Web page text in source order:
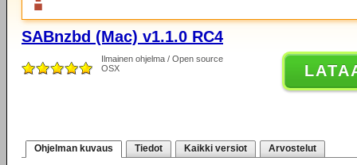
SABnzbd (Mac) v1.1.0 RC4
Ilmainen ohjelma / Open source
OSX
Ohjelman kuvaus Tiedot Kaikki versiot Arvostelut